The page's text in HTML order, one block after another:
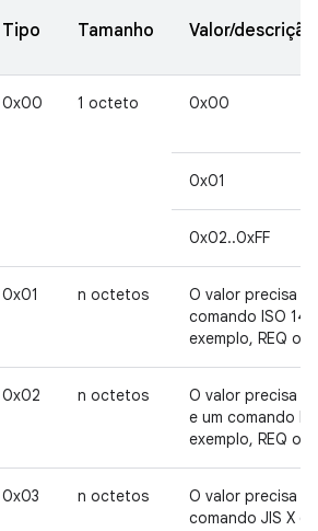
Tipo Tamanho Valor/descrição
0x00 1 octeto 0x00
0x01
0x02..0xFF
0x01 n octetos
O valor precisa
comando ISO
exemplo, REQ ou
0x02 n octetos
O valor precisa
e um comando
exemplo, REQ ou
0x03 n octetos
O valor precisa
comando JIS X